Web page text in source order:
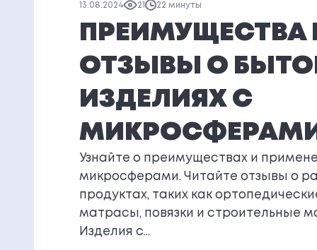
13.08.2024 21 22 минуты
ПРЕИМУЩЕСТВА
ОТЗЫВЫ О
ИЗДЕЛИЯХ С
МИКРОСФЕРАМИ
Узнайте о преимуществах и
микросферами. Читайте отзывы о
продуктах, таких как
матрасы, повязки и строительные
Изделия с…